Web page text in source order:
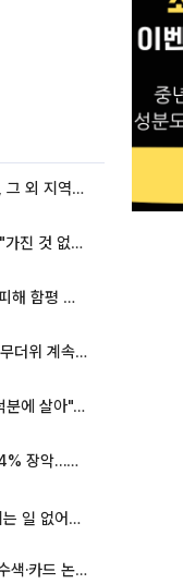
동해안은 시간당 80㎜ 폭우, 그 외 지역은 폭염…‘극과 극 날씨’
임영웅, 어느덧 데뷔 10주년⋯"가진 것 없던 시절, 내 앞엔 20명의 팬뿐"
이남오 함평군수, 군공항 소음피해 함평 보상 요구
[내일 날씨] 폭염 한풀 꺾여도 무더위 계속⋯동해안 이틀 연속 비
'굿 윌 헌팅' 배우 "기아 EV2 덕분에 살아"…교통사고 후 안전성 극찬
바이낸스, ETF 무기한 선물 74% 장악…한국 레버리지 ETF 거래 급증 [e가상자산]
李대통령 “청년이 결혼 망설이는 일 없어야...제도상 불이익 조사”
축구협회, 대국민 사과…"압수수색·카드 논란 사죄, 강도 높은 쇄신"